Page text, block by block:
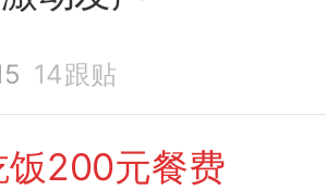
14跟贴
饭200元餐费